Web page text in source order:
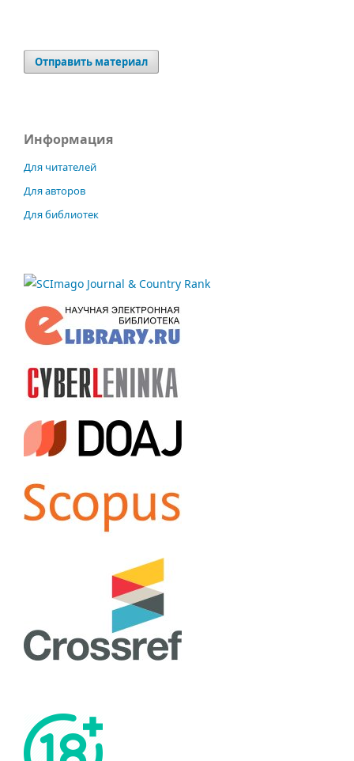
Отправить материал
Информация
Для читателей
Для авторов
Для библиотек